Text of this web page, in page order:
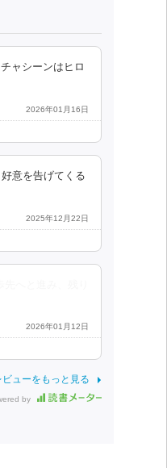
ャシーンはヒロ
2026年01月16日
意を告げてくる
2025年12月22日
2026年01月12日
ビューをもっと見る
by